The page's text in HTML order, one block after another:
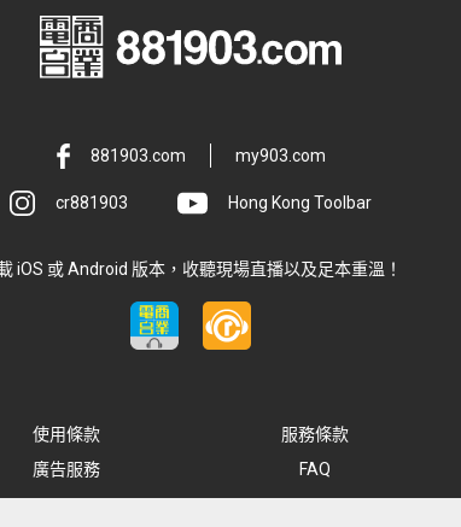
881903.com my903.com
cr881903 Hong Kong Toolbar
iOS 或 Android 版本，收聽現場直播以及足本重溫！
使用條款
服務條款
廣告服務 FAQ